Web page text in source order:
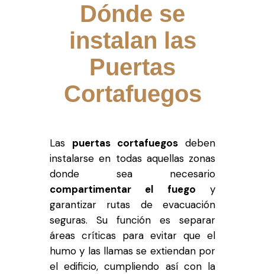
Dónde se
instalan las
Puertas
Cortafuegos
Las puertas cortafuegos deben
instalarse en todas aquellas zonas
donde sea necesario
compartimentar el fuego y
garantizar rutas de evacuación
seguras. Su función es separar
áreas críticas para evitar que el
humo y las llamas se extiendan por
el edificio, cumpliendo así con la